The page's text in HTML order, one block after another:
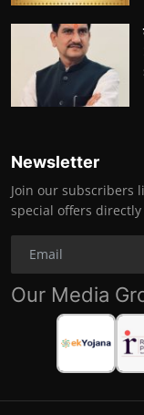
Newsletter
Join our subscribers
special offers
Our Media